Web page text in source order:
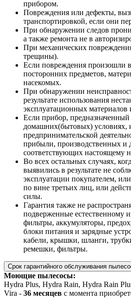
прибором.
Повреждения или дефекты,
транспортировкой, если они
При обнаружении следов
а также ремонта не в
При механических
трещины).
Если повреждения произошли в
посторонних предметов,
насекомых.
При обнаружении
результате использования
эксплуатационных материалов
Если прибор, предназначенный
домашних(бытовых) условиях,
предпринимательской
прибыли, производственных и
соответствующих настоящему
Во всех остальных случаях,
выявились в результате не
эксплуатации покупателем,
по вине третьих лиц, или
силы.
Гарантия также не
подверженные естественному
фильтры, аккумуляторы,
блоки питания и зарядные
кабели, крышки, шланги,
ремешки, фильтры.
Срок гарантийного обслуживания
Моющие пылесосы:
Hydra Plus, Hydra Rain, Hydra Rain
Vira - 36 месяцев с момента